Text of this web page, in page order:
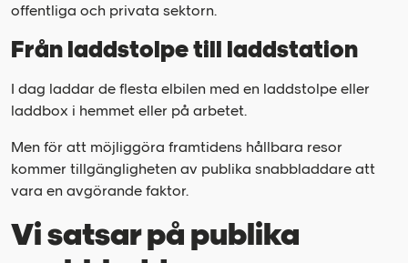
offentliga och privata sektorn.
Från laddstolpe till laddstation
I dag laddar de flesta elbilen med en laddstolpe eller
laddbox i hemmet eller på arbetet.
Men för att möjliggöra framtidens hållbara resor
kommer tillgängligheten av publika snabbladdare att
vara en avgörande faktor.
Vi satsar på publika